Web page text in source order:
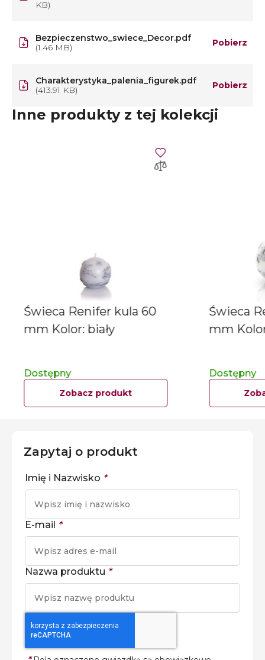
KB)
Bezpieczenstwo_swiece_Decor.pdf
(1.46 MB)
Pobierz
Charakterystyka_palenia_figurek.pdf
(413.91 KB)
Pobierz
Inne produkty z tej kolekcji
Świeca Renifer kula 60
mm Kolor: biały
Dostępny
Zobacz produkt
Świeca
mm
Dostępny
Zapytaj o produkt
Imię i Nazwisko *
E-mail *
Nazwa produktu *